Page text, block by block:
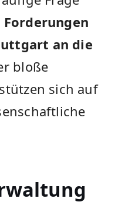
Forderungen
an die
bloße
sich auf